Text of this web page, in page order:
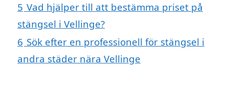
5 Vad hjälper till att bestämma priset på
stängsel i Vellinge?
6 Sök efter en professionell för stängsel i
andra städer nära Vellinge